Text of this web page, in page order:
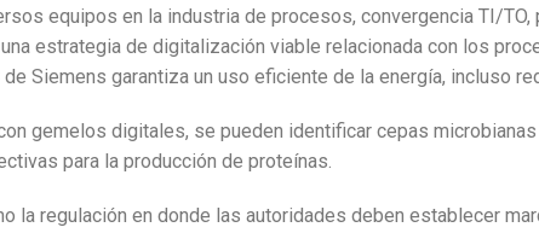
equipos en la industria de procesos, convergencia TI/
estrategia de digitalización viable relacionada con los
Siemens garantiza un uso eficiente de la energía, incluso
gemelos digitales, se pueden identificar cepas
para la producción de proteínas.
la regulación en donde las autoridades deben establecer